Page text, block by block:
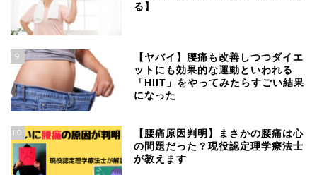
る】
9
【ヤバイ】腰痛も改善しつつダイエ
ットにも効果的な運動といわれる
「HIIT」をやってみたらすごい結果
になった
10
【腰痛原因判明】まさかの腰痛は心
の問題だった？現役認定理学療法士
が教えます